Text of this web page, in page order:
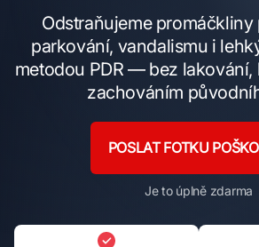
Odstraňujeme
parkování, vandalismu i
metodou PDR — bez lakování,
zachováním
POSLAT FOTKU
Je to úplně zdarma